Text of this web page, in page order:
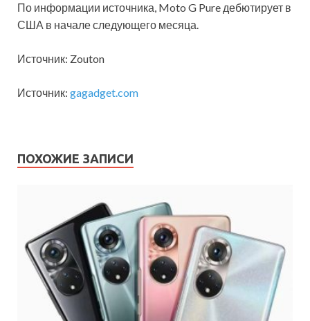
По информации источника, Moto G Pure дебютирует в
США в начале следующего месяца.
Источник: Zouton
Источник: gagadget.com
ПОХОЖИЕ ЗАПИСИ